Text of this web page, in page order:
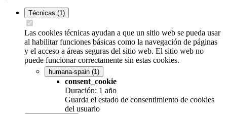
Técnicas (1)
Las cookies técnicas ayudan a que un sitio web se pueda usar
al habilitar funciones básicas como la navegación de páginas
y el acceso a áreas seguras del sitio web. El sitio web no
puede funcionar correctamente sin estas cookies.
humana-spain (1)
consent_cookie
Duración: 1 año
Guarda el estado de consentimiento de cookies
del usuario